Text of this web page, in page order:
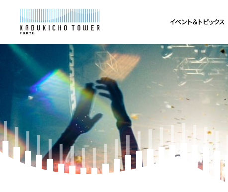
イベント＆トピックス